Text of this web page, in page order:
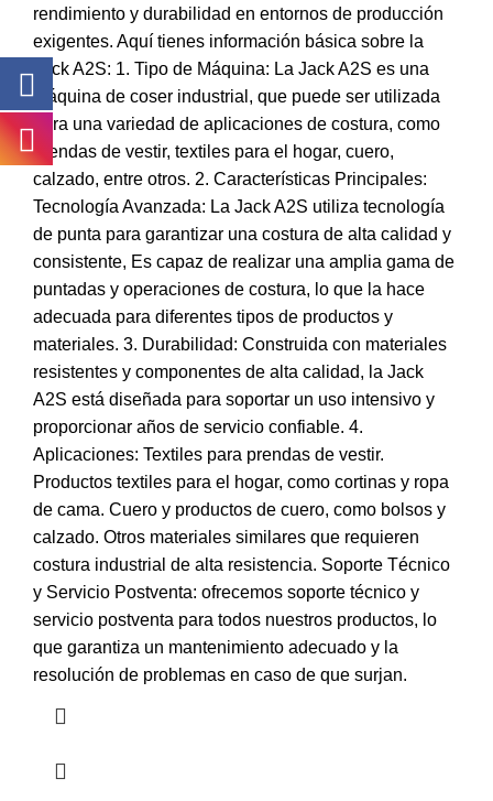
rendimiento y durabilidad en entornos de producción
exigentes. Aquí tienes información básica sobre la
Jack A2S: 1. Tipo de Máquina: La Jack A2S es una
máquina de coser industrial, que puede ser utilizada
para una variedad de aplicaciones de costura, como
prendas de vestir, textiles para el hogar, cuero,
calzado, entre otros. 2. Características Principales:
Tecnología Avanzada: La Jack A2S utiliza tecnología
de punta para garantizar una costura de alta calidad y
consistente, Es capaz de realizar una amplia gama de
puntadas y operaciones de costura, lo que la hace
adecuada para diferentes tipos de productos y
materiales. 3. Durabilidad: Construida con materiales
resistentes y componentes de alta calidad, la Jack
A2S está diseñada para soportar un uso intensivo y
proporcionar años de servicio confiable. 4.
Aplicaciones: Textiles para prendas de vestir.
Productos textiles para el hogar, como cortinas y ropa
de cama. Cuero y productos de cuero, como bolsos y
calzado. Otros materiales similares que requieren
costura industrial de alta resistencia. Soporte Técnico
y Servicio Postventa: ofrecemos soporte técnico y
servicio postventa para todos nuestros productos, lo
que garantiza un mantenimiento adecuado y la
resolución de problemas en caso de que surjan.